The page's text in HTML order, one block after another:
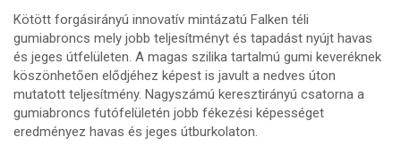
Kötött forgásirányú innovatív mintázatú Falken téli
gumiabroncs mely jobb teljesítményt és tapadást nyújt havas
és jeges útfelületen. A magas szilika tartalmú gumi keveréknek
köszönhetően elődjéhez képest is javult a nedves úton
mutatott teljesítmény. Nagyszámú keresztirányú csatorna a
gumiabroncs futófelületén jobb fékezési képességet
eredményez havas és jeges útburkolaton.